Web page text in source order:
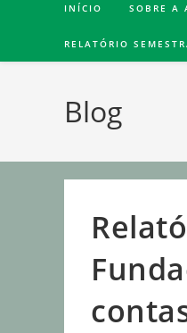
INÍCIO SOBRE A
RELATÓRIO
Blog